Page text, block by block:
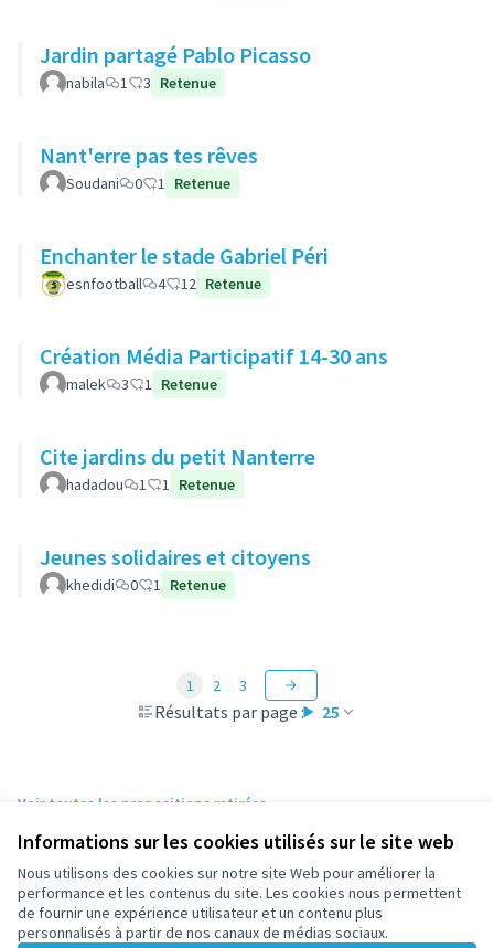
Informations sur les cookies utilisés sur le site web
Nous utilisons des cookies sur notre site Web pour améliorer la
performance et les contenus du site. Les cookies nous permettent
de fournir une expérience utilisateur et un contenu plus
personnalisés à partir de nos canaux de médias sociaux.
Jardin partagé Pablo Picasso
nabila 1 3 Retenue
Nant'erre pas tes rêves
Soudani 0 1 Retenue
Enchanter le stade Gabriel Péri
esnfootball 4 12 Retenue
Création Média Participatif 14-30 ans
malek 3 1 Retenue
Cite jardins du petit Nanterre
hadadou 1 1 Retenue
Jeunes solidaires et citoyens
khedidi 0 1 Retenue
Résultats par page : 25
1 2 3
Voir toutes les propositions retirées
Conditions d'utilisation
Paramètres des cookies
participez.nanterre.fr sur X
participez.nanterre.fr sur Facebook
participez.nanterre.fr sur Instagram
participez.nanterre.fr sur YouTube
participez.nanterre.fr sur GitHub